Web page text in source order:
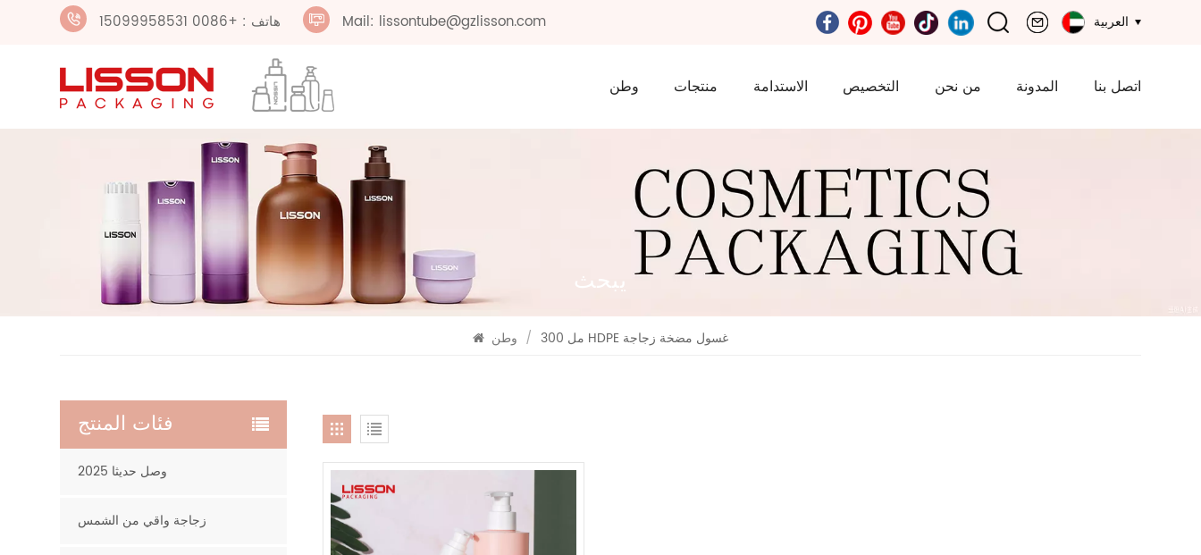
هاتف : +0086 15099958531 Mail: lissontube@gzlisson.com العربية
وطن منتجات الاستدامة التخصيص من نحن المدونة اتصل بنا
يبحث
/ 300 مل HDPE غسول مضخة زجاجة
فئات المنتج
2025 وصل حديثا
زجاجة واقي من الشمس